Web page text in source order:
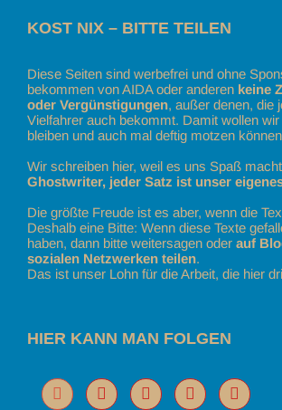
KOST NIX – BITTE TEILEN
Diese Seiten sind werbefrei und ohne
bekommen von AIDA oder anderen keine
oder Vergünstigungen, außer denen, die
Vielfahrer auch bekommt. Damit wollen wir
bleiben und auch mal deftig motzen
Wir schreiben hier, weil es uns Spaß
Ghostwriter, jeder Satz ist unser
Die größte Freude ist es aber, wenn die
Deshalb eine Bitte: Wenn diese Texte
haben, dann bitte weitersagen oder auf
sozialen Netzwerken teilen.
Das ist unser Lohn für die Arbeit, die hier
HIER KANN MAN FOLGEN